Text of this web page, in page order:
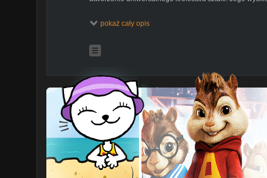
legendarnego króla.
pokaż cały opis